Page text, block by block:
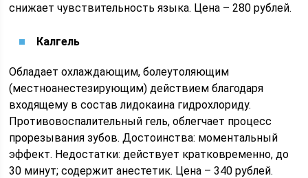
снижает чувствительность языка. Цена – 280 рублей.
Калгель
Обладает охлаждающим, болеутоляющим
(местноанестезирующим) действием благодаря
входящему в состав лидокаина гидрохлориду.
Противовоспалительный гель, облегчает процесс
прорезывания зубов. Достоинства: моментальный
эффект. Недостатки: действует кратковременно, до
30 минут; содержит анестетик. Цена – 340 рублей.